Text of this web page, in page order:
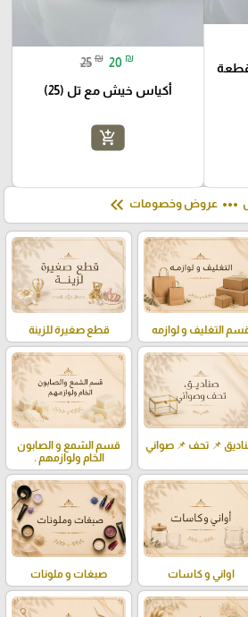
25 ₪ 20 ₪
أكياس خيش مع تل (25)
add_shopping_cart
more_horiz عروض وخصومات keyboard_double_arrow_left
التغليف و لوازمه قطع صغيرة للزينة
📌 تحف 📌 صواني
قسم الشمع و الصابون
الخام ولوازمهم .
اواني و كاسات صبغات و ملونات